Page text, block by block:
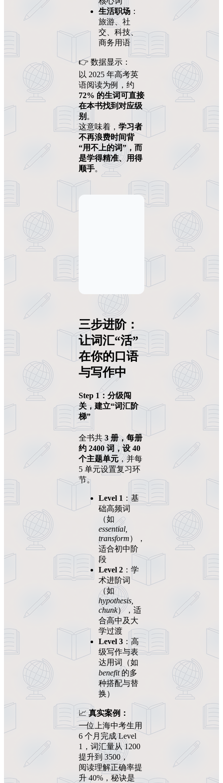
生活职场 ：
旅游、社
交、科技、
商务用语
👉 数据显示：
以 2025 年高考英
语阅读为例，约
72% 的生词可直接
在本书找到对应级
别 。
这意味着， 学习者
不再浪费时间背
“用不上的词”，而
是学得精准、用得
顺手。
三步进阶：
让词汇“活”
在你的口语
与写作中
Step 1：分级闯
关，建立“词汇阶
梯”
全书共3 册，每册
约 2400 词，设 40
个主题单元，并每
5 单元设置复习环
节。
Level 1 ：基
础高频词
（如
essential,
transform），
适合初中阶
段
Level 2 ：学
术进阶词
（如
hypothesis,
chunk），适
合高中及大
学过渡
Level 3 ：高
级写作与表
达用词（如
benefit的多
种搭配与替
换）
📈真实案例：
一位上海中考生用
6 个月完成 Level
1，词汇量从 1200
提升到 3500，
阅读理解正确率提
升 40%，秘诀是